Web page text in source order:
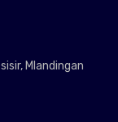
Mlandingan